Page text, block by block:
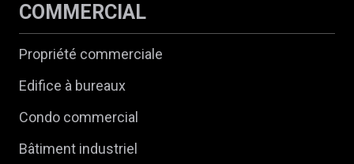
COMMERCIAL
Propriété commerciale
Edifice à bureaux
Condo commercial
Bâtiment industriel